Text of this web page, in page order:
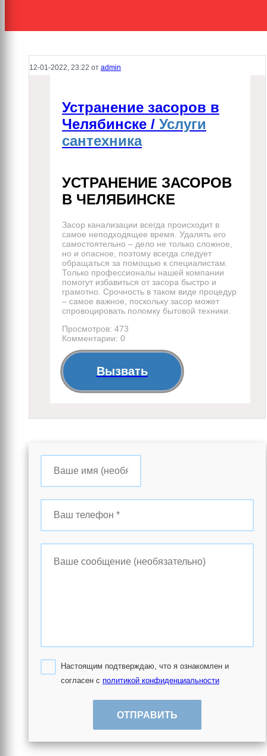
12-01-2022, 23:22 от admin
Устранение засоров в
Челябинске / Услуги
сантехника
УСТРАНЕНИЕ ЗАСОРОВ
В ЧЕЛЯБИНСКЕ
Засор канализации всегда происходит в
самое неподходящее время. Удалять его
самостоятельно – дело не только сложное,
но и опасное, поэтому всегда следует
обращаться за помощью к специалистам.
Только профессионалы нашей компании
помогут избавиться от засора быстро и
грамотно. Срочность в таком виде процедур
– самое важное, поскольку засор может
спровоцировать поломку бытовой техники.
Просмотров: 473
Комментарии: 0
Вызвать
Настоящим подтверждаю, что я ознакомлен и
согласен с политикой конфиденциальности
ОТПРАВИТЬ